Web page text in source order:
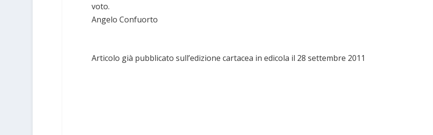
voto.
Angelo Confuorto
Articolo già pubblicato sull’edizione cartacea in edicola il 28 settembre 2011